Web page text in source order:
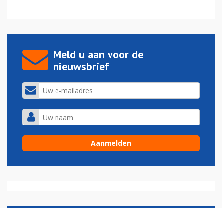
Meld u aan voor de
nieuwsbrief